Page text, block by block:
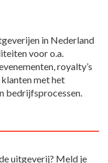
in Nederland
voor o.a.
royalty’s
met het
bedrijfsprocessen.
uitgeverij? Meld je